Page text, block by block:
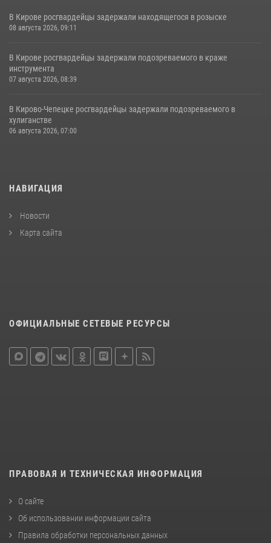
В Кирове росгвардейцы задержали находящегося в розыске
08 августа 2026, 09:11
В Кирове росгвардейцы задержали подозреваемого в краже
инструмента
07 августа 2026, 08:39
В Кирово-Чепецке росгвардейцы задержали подозреваемого в
хулиганстве
06 августа 2026, 07:00
НАВИГАЦИЯ
Новости
Карта сайта
ОФИЦИАЛЬНЫЕ СЕТЕВЫЕ РЕСУРСЫ
ПРАВОВАЯ И ТЕХНИЧЕСКАЯ ИНФОРМАЦИЯ
О сайте
Об использовании информации сайта
Правила обработки персональных данных